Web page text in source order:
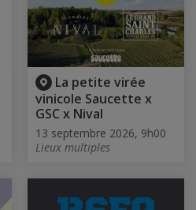
La petite virée
vinicole Saucette x
GSC x Nival
13 septembre 2026, 9h00
Lieux multiples